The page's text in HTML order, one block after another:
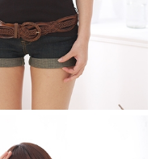
用額度並採取法律行動。